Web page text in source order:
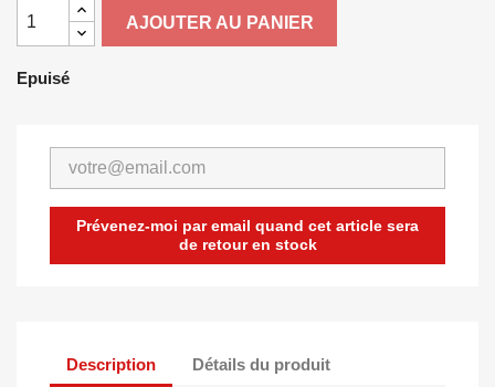
AJOUTER AU PANIER
Epuisé
Prévenez-moi par email quand cet article sera
de retour en stock
Description Détails du produit